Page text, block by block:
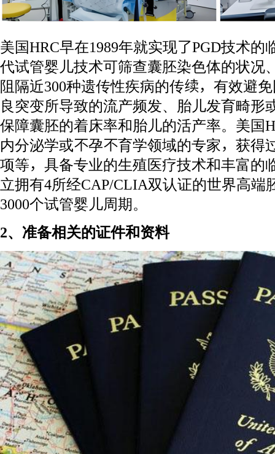
美国HRC早在1989年就实现了PGD技术的
代试管婴儿技术可筛查囊胚染色体的状况
阻隔近300种遗传性疾病的传续，有效避
良突变所导致的流产频发、胎儿发育畸形
保障囊胚的着床率和胎儿的活产率。美国
内分泌学或不孕不育学领域的专家，获得
项等，具备专业的生殖医疗技术和丰富的
立拥有4所经CAP/CLIA双认证的世界高端
3000个试管婴儿周期。
2、准备相关的证件和资料